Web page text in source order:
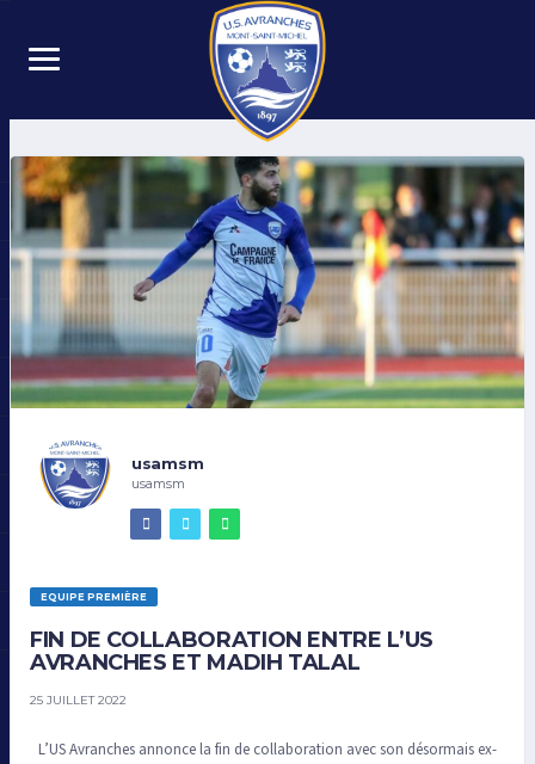
usamsm
usamsm
EQUIPE PREMIÈRE
FIN DE COLLABORATION ENTRE L’US
AVRANCHES ET MADIH TALAL
25 JUILLET 2022
L’US Avranches annonce la fin de collaboration avec son désormais ex-